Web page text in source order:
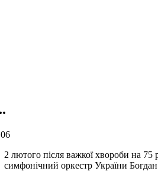
2 лютого після важкої хвороби на
симфонічний оркестр України